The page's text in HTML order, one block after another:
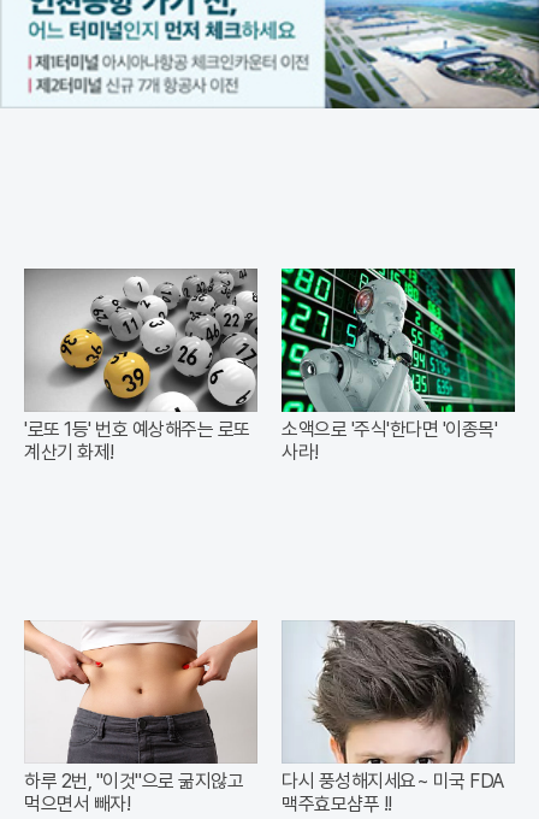
'로또 1등' 번호 예상해주는 로또
계산기 화제!
소액으로 '주식'한다면 '이종목'
사라!
하루 2번, "이것"으로 굶지않고
먹으면서 빼자!
다시 풍성해지세요~ 미국 FDA
맥주효모샴푸 !!